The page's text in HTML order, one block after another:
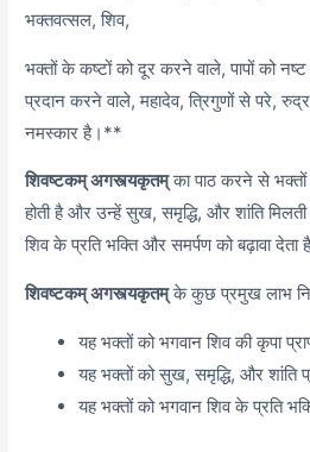
भक्तवत्सल, शिव,
भक्तों के कष्टों को दूर करने वाले, पापों को
प्रदान करने वाले, महादेव, त्रिगुणों से परे,
नमस्कार है।**
शिवष्टकम् अगस्त्यकृतम्का पाठ करने से भक्तों
होती है और उन्हें सुख, समृद्धि, और शांति
शिव के प्रति भक्ति और समर्पण को बढ़ावा देता
शिवष्टकम् अगस्त्यकृतम्के कुछ प्रमुख लाभ
यह भक्तों को भगवान शिव की कृपा
यह भक्तों को सुख, समृद्धि, और शांति
यह भक्तों को भगवान शिव के प्रति